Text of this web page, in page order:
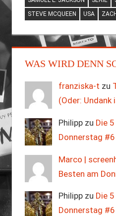
STEVE MCQUEEN
USA
WAS WIRD DENN
franziska-t zu
(Oder: Undank
Philipp zu Die
Donnerstag #6
Marco |
Besten am
Philipp zu Die
Donnerstag #6